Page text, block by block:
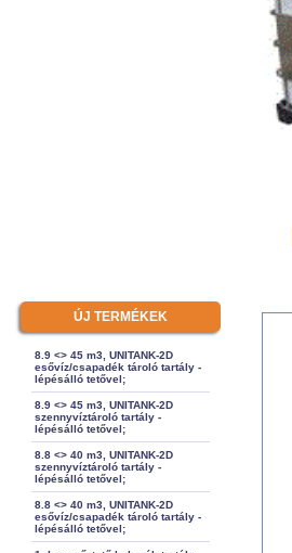
ÚJ TERMÉKEK
8.9 <> 45 m3, UNITANK-2D
esővíz/csapadék tároló tartály -
lépésálló tetővel;
8.9 <> 45 m3, UNITANK-2D
szennyvíztároló tartály -
lépésálló tetővel;
8.8 <> 40 m3, UNITANK-2D
szennyvíztároló tartály -
lépésálló tetővel;
8.8 <> 40 m3, UNITANK-2D
esővíz/csapadék tároló tartály -
lépésálló tetővel;